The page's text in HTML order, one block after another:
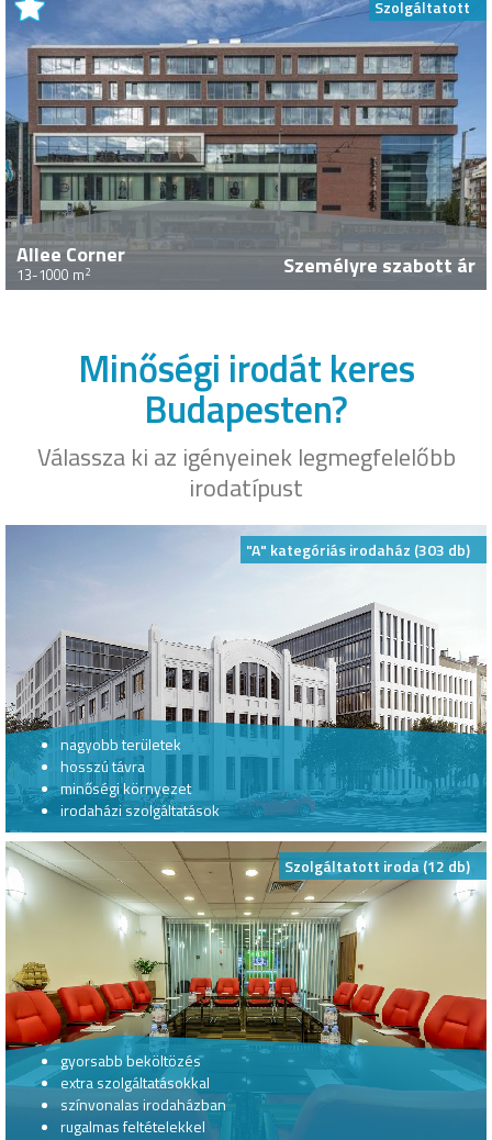
Szolgáltatott
Allee Corner
13-1000 m2 Személyre szabott ár
Minőségi irodát keres
Budapesten?
Válassza ki az igényeinek legmegfelelőbb
irodatípust
"A" kategóriás irodaház (303 db)
nagyobb területek
hosszú távra
minőségi környezet
irodaházi szolgáltatások
Szolgáltatott iroda (12 db)
gyorsabb beköltözés
extra szolgáltatásokkal
színvonalas irodaházban
rugalmas feltételekkel